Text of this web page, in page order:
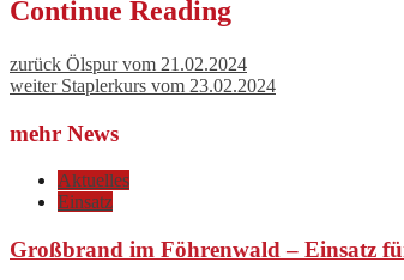
Continue Reading
zurück Ölspur vom 21.02.2024
weiterStaplerkurs vom 23.02.2024
mehr News
Aktuelles
Einsatz
Großbrand im Föhrenwald – Einsatz